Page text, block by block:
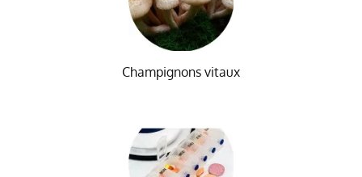
Champignons vitaux